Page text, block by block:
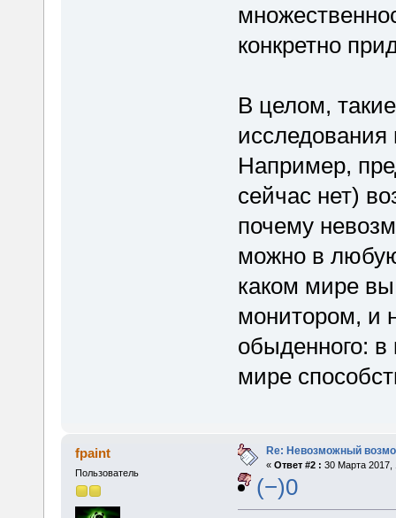
конкретно
В целом,
исследования
Например,
сейчас нет)
почему
можно в
каком мире
монитором, и
обыденного: в
мире
fpaint
Пользователь
Re: Невозможный
« Ответ #2 : 30 Марта 2017,
(−)0